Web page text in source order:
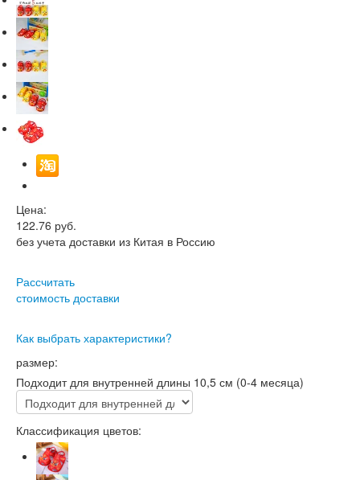
Цена:
122.76 руб.
без учета доставки из Китая в Россию
Рассчитать
стоимость доставки
Как выбрать характеристики?
размер:
Подходит для внутренней длины 10,5 см (0-4 месяца)
Классификация цветов: